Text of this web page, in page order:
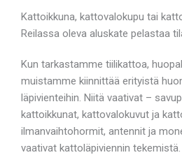
Kattoikkuna, kattovalokupu tai
Reilassa oleva aluskate pelastaa
Kun tarkastamme tiilikattoa,
muistamme kiinnittää erityistä
läpivienteihin. Niitä vaativat –
kattoikkunat, kattovalokuvut ja
ilmanvaihtohormit, antennit ja
vaativat kattoläpiviennin